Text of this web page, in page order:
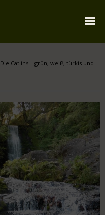
Die Catlins – grün, weiß, türkis und